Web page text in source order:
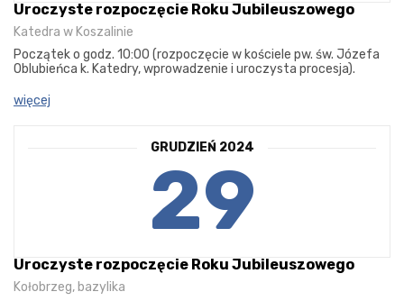
Uroczyste rozpoczęcie Roku Jubileuszowego
Katedra w Koszalinie
Początek o godz. 10:00 (rozpoczęcie w kościele pw. św. Józefa
Oblubieńca k. Katedry, wprowadzenie i uroczysta procesja).
więcej
GRUDZIEŃ 2024
29
Uroczyste rozpoczęcie Roku Jubileuszowego
Kołobrzeg, bazylika